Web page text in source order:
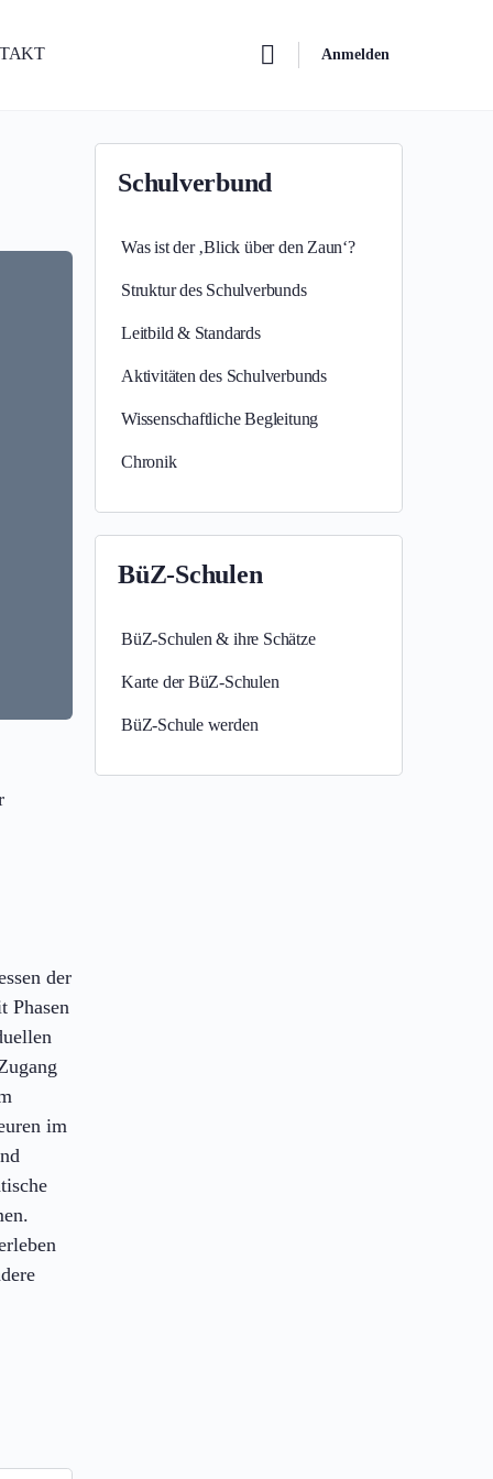
Anmelden
der
Phasen
im
Schulverbund
Was ist der ‚Blick über den Zaun‘?
Struktur des Schulverbunds
Leitbild & Standards
Aktivitäten des Schulverbunds
Wissenschaftliche Begleitung
Chronik
BüZ-Schulen
BüZ-Schulen & ihre Schätze
Karte der BüZ-Schulen
BüZ-Schule werden